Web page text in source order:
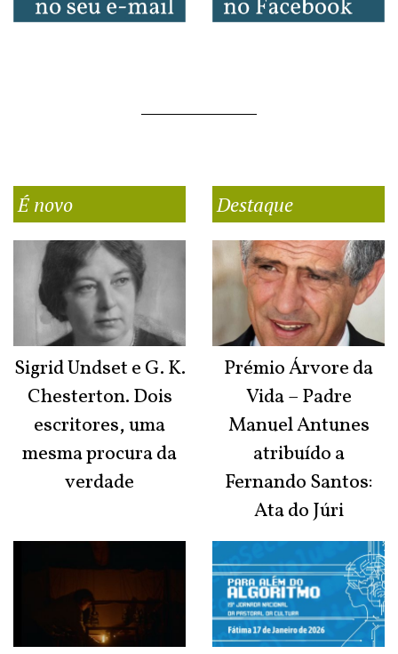
É novo
Sigrid Undset e G. K.
Chesterton. Dois
escritores, uma
mesma procura da
verdade
Destaque
Prémio Árvore da
Vida – Padre
Manuel Antunes
atribuído a
Fernando Santos:
Ata do Júri